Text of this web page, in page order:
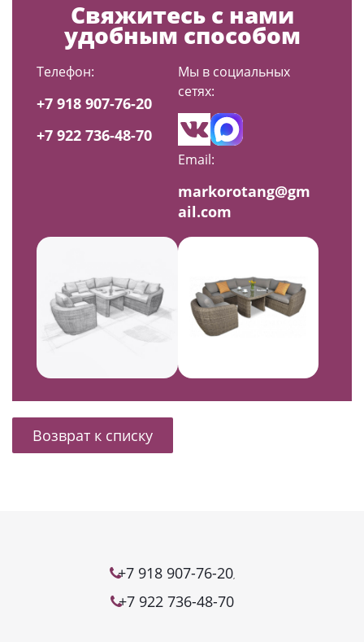
Свяжитесь с нами
удобным способом
Телефон:
+7 918 907-76-20
+7 922 736-48-70
Мы в социальных
сетях:
Email:
markorotang@gm
ail.com
Возврат к списку
+7 918 907-76-20
+7 922 736-48-70